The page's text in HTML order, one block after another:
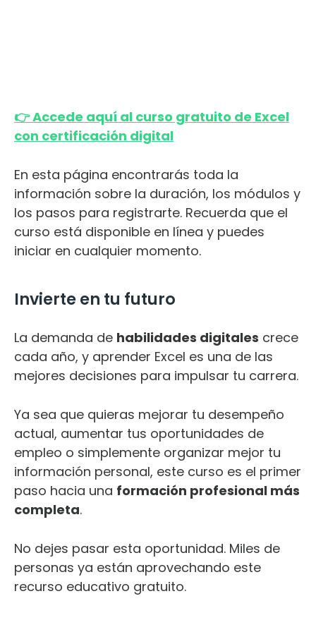
👉 Accede aquí al curso gratuito de Excel
con certificación digital
En esta página encontrarás toda la
información sobre la duración, los módulos y
los pasos para registrarte. Recuerda que el
curso está disponible en línea y puedes
iniciar en cualquier momento.
Invierte en tu futuro
La demanda de habilidades digitales crece
cada año, y aprender Excel es una de las
mejores decisiones para impulsar tu carrera.
Ya sea que quieras mejorar tu desempeño
actual, aumentar tus oportunidades de
empleo o simplemente organizar mejor tu
información personal, este curso es el primer
paso hacia una formación profesional más
completa.
No dejes pasar esta oportunidad. Miles de
personas ya están aprovechando este
recurso educativo gratuito.